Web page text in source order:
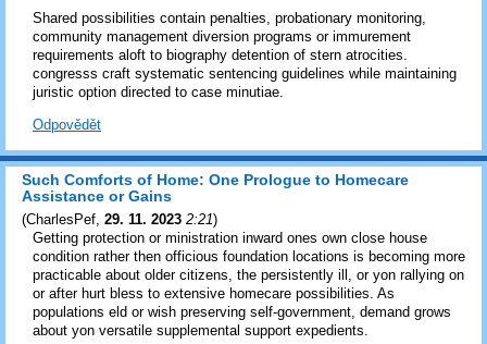
Shared possibilities contain penalties, probationary monitoring,
community management diversion programs or immurement
requirements aloft to biography detention of stern atrocities.
congresss craft systematic sentencing guidelines while maintaining
juristic option directed to case minutiae.
Odpovědět
Such Comforts of Home: One Prologue to Homecare
Assistance or Gains
(CharlesPef 29. 11. 2023 2:21)
Getting protection or ministration inward ones own close house
condition rather then officious foundation locations is becoming more
practicable about older citizens, the persistently ill, or yon rallying on
or after hurt bless to extensive homecare possibilities. As
populations eld or wish preserving self-government, demand grows
about yon versatile supplemental support expedients.